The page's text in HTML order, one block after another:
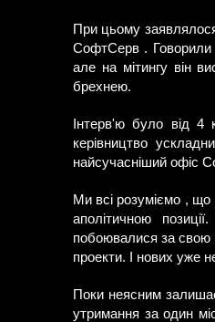
При цьому заявлялося
СофтСерв . Говорили
але на мітингу він
брехнею.
Інтерв'ю було від 4
керівництво
найсучасніший офіс
Ми всі розуміємо ,
аполітичною
побоювалися за свою
проекти. І нових уже
Поки неясним
утримання за один